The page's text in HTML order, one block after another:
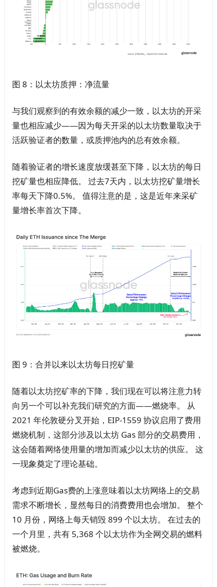
图 8：以太坊质押：净流量
与我们观察到的有效余额的减少一致，以太坊的开采
量也相应减少——因为每天开采的以太坊数量取决于
活跃验证者的数量，或质押池内的总有效余额。
随着验证者的增长速度放缓甚至下降，以太坊的每日
挖矿量也相应降低。 过去7天内，以太坊挖矿量增长
率每天下降0.5%。 值得注意的是，这是近年来采矿
量增长率首次下降。
图 9：合并以来以太坊每日挖矿量
随着以太坊挖矿率的下降，我们现在可以将注意力转
向另一个可以补充我们研究的方面——燃烧率。 从
2021 年伦敦硬分叉开始，EIP-1559 协议启用了费用
燃烧机制，这部分涉及以太坊 Gas 部分的交易费用，
这会随着网络使用量的增加而减少以太坊的供应。 这
一现象奠定了理论基础。
考虑到近期Gas费的上涨意味着以太坊网络上的交易
需求不断增长，显然每日的消费费用也会增加。 整个
10 月份，网络上每天销毁 899 个以太坊。 在过去的
一个月里，共有 5,368 个以太坊作为全网交易的燃料
被燃烧。